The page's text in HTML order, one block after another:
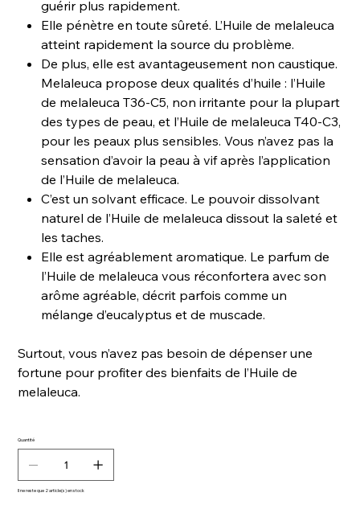
guérir plus rapidement.
Elle pénètre en toute sûreté. L’Huile de melaleuca
atteint rapidement la source du problème.
De plus, elle est avantageusement non caustique.
Melaleuca propose deux qualités d’huile : l’Huile
de melaleuca T36-C5, non irritante pour la plupart
des types de peau, et l’Huile de melaleuca T40-C3,
pour les peaux plus sensibles. Vous n’avez pas la
sensation d’avoir la peau à vif après l’application
de l’Huile de melaleuca.
C’est un solvant efficace. Le pouvoir dissolvant
naturel de l’Huile de melaleuca dissout la saleté et
les taches.
Elle est agréablement aromatique. Le parfum de
l’Huile de melaleuca vous réconfortera avec son
arôme agréable, décrit parfois comme un
mélange d’eucalyptus et de muscade.
Surtout, vous n’avez pas besoin de dépenser une
fortune pour profiter des bienfaits de l’Huile de
melaleuca.
Quantité
Il ne reste que 2 article(s) en stock